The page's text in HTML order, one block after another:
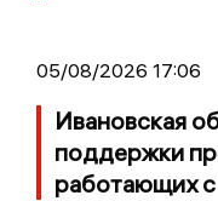
05/08/2026 17:06
Ивановская
поддержки
работающих